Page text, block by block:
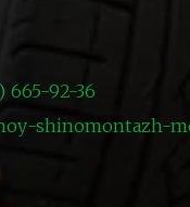
665-92-36
shinomontazh-